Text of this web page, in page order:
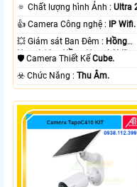
🔅 Chất lượng hình Ảnh :Ultra
.
👍 Camera Công nghệ :
IP Wifi.
💥 Giám sát Ban Đêm : Hồng
Ngoại 10m Hồng Ngoại SMD.
🛡 Camera Thiết KếCube.
️☣️ Chức Năng :Thu Âm.